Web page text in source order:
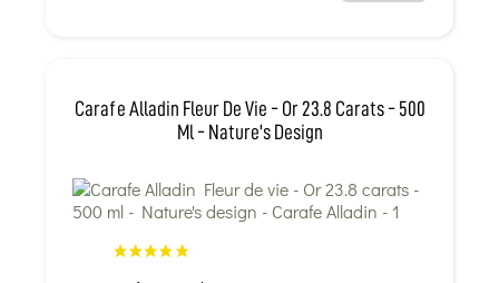
Carafe Alladin Fleur De Vie - Or 23.8 Carats - 500
Ml - Nature's Design